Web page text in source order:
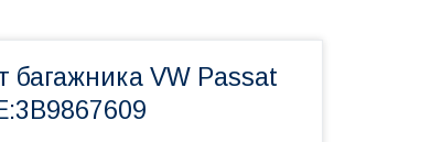
VW Passat